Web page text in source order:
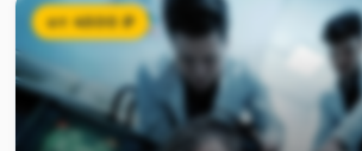
от4500₽